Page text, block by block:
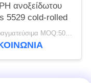
ανοξείδωτου
5529 cold-rolled
Διαπραγματεύσιμα MOQ:500 ΚΛ